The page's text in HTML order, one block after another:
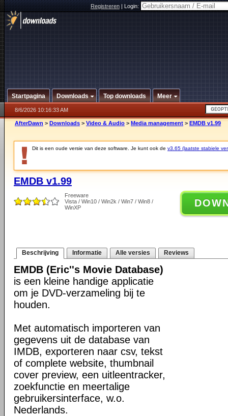
Registreren|Login:
Startpagina Downloads Top downloads Meer
8/6/2026 10:16:33 AM
AfterDawn > Downloads > Video & Audio > Media management > EMDB v1.99
Dit is een oude versie van deze software. Je kunt ook de v3.65 (laatste stabiele
EMDB v1.99
Freeware
Vista / Win10 / Win2k / Win7 / Win8 /
WinXP
Beschrijving Informatie Alle versies Reviews
EMDB (Eric''s Movie Database)
is een kleine handige applicatie
om je DVD-verzameling bij te
houden.
Met automatisch importeren van
gegevens uit de database van
IMDB, exporteren naar csv, tekst
of complete website, thumbnail
cover preview, een uitleentracker,
zoekfunctie en meertalige
gebruikersinterface, w.o.
Nederlands.